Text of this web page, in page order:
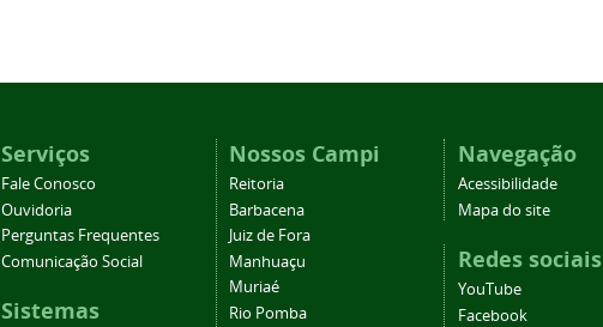
Serviços
Fale Conosco
Ouvidoria
Perguntas Frequentes
Comunicação Social
Sistemas
Nossos Campi
Reitoria
Barbacena
Juiz de Fora
Manhuaçu
Muriaé
Rio Pomba
Navegação
Acessibilidade
Mapa do site
Redes sociais
YouTube
Facebook